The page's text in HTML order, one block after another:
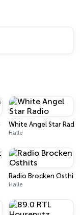
White Angel Star Radio
Halle
Radio Brocken Osthits
Halle